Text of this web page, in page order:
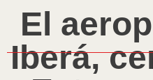
El
Iberá,